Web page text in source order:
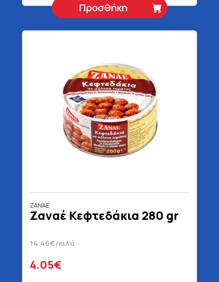
Προσθήκη
ZANAE
Ζαναέ Κεφτεδάκια 280 gr
14.46€/κιλό
4.05€